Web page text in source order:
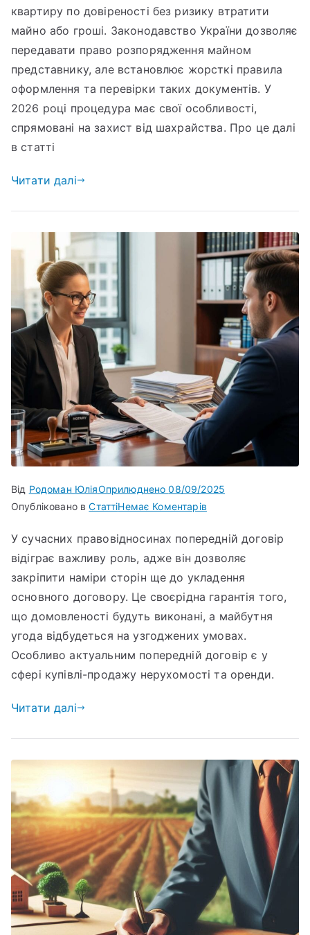
квартиру по довіреності без ризику втратити
майно або гроші. Законодавство України дозволяє
передавати право розпорядження майном
представнику, але встановлює жорсткі правила
оформлення та перевірки таких документів. У
2026 році процедура має свої особливості,
спрямовані на захист від шахрайства. Про це далі
в статті
Читати далі
Від Родоман ЮліяОприлюднено08/09/2025
Опубліковано вСтаттіНемає Коментарів
У сучасних правовідносинах попередній договір
відіграє важливу роль, адже він дозволяє
закріпити наміри сторін ще до укладення
основного договору. Це своєрідна гарантія того,
що домовленості будуть виконані, а майбутня
угода відбудеться на узгоджених умовах.
Особливо актуальним попередній договір є у
сфері купівлі-продажу нерухомості та оренди.
Читати далі